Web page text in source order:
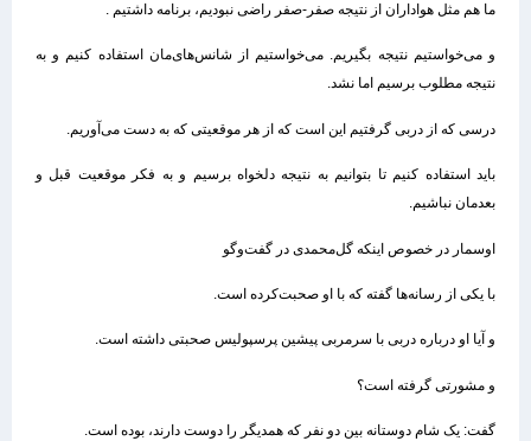
ما هم مثل هواداران از نتیجه صفر-صفر راضی نبودیم، برنامه داشتیم .
و می‌خواستیم نتیجه بگیریم. می‌خواستیم از شانس‌های‌مان استفاده کنیم و به
نتیجه مطلوب برسیم اما نشد.
درسی که از دربی گرفتیم این است که از هر موقعیتی که به دست می‌آوریم.
باید استفاده کنیم تا بتوانیم به نتیجه دلخواه برسیم و به فکر موقعیت قبل و
بعدمان نباشیم.
اوسمار در خصوص اینکه گل‌محمدی در گفت‌وگو
با یکی از رسانه‌ها گفته که با او صحبت‌کرده است.
و آیا او درباره دربی با سرمربی پیشین پرسپولیس صحبتی داشته است.
و مشورتی گرفته است؟
گفت: یک شام دوستانه بین دو نفر که همدیگر را دوست دارند، بوده است.